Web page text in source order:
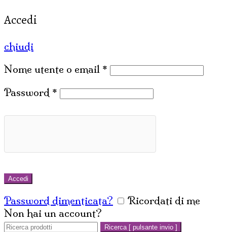
Accedi
chiudi
Nome utente o email *
Password *
Accedi
Password dimenticata?
Ricordati di me
Non hai un account?
Cerca:
Ricerca [ pulsante invio ]